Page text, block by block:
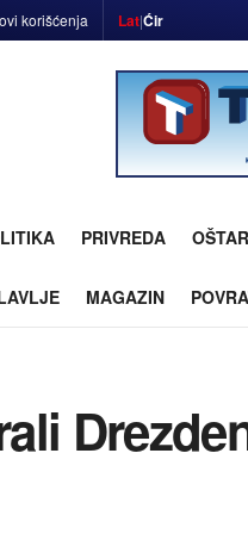
korišćenja Lat|Ćir
PRIVREDA
MAGAZIN